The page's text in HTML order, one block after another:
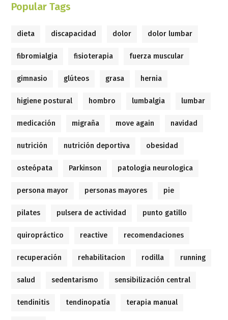
Popular Tags
dieta discapacidad dolor dolor lumbar
fibromialgia fisioterapia fuerza muscular
gimnasio glúteos grasa hernia
higiene postural hombro lumbalgia lumbar
medicación migraña move again navidad
nutrición nutrición deportiva obesidad
osteópata Parkinson patologia neurologica
persona mayor personas mayores pie
pilates pulsera de actividad punto gatillo
quiropráctico reactive recomendaciones
recuperación rehabilitacion rodilla running
salud sedentarismo sensibilización central
tendinitis tendinopatía terapia manual